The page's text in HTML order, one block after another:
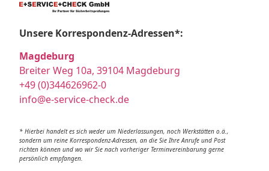
Unsere Korrespondenz-Adressen*:
Magdeburg
Breiter Weg 10a, 39104 Magdeburg
+49 (0)344626962-0
info@e-service-check.de
* Hierbei handelt es sich weder um Niederlassungen, noch Werkstätten o.ä.,
sondern um reine Korrespondenz-Adressen, an die Sie Ihre Anrufe und Post
richten können und wo wir Sie nach vorheriger Terminvereinbarung gerne
persönlich empfangen.